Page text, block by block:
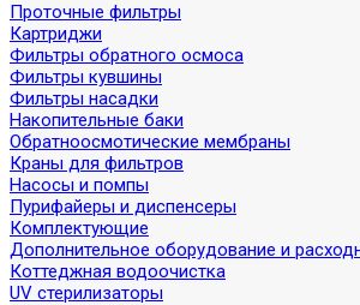
Проточные фильтры
Картриджи
Фильтры обратного осмоса
Фильтры кувшины
Фильтры насадки
Накопительные баки
Обратноосмотические мембраны
Краны для фильтров
Насосы и помпы
Пурифайеры и диспенсеры
Комплектующие
Дополнительное оборудование и
Коттеджная водоочистка
UV стерилизаторы